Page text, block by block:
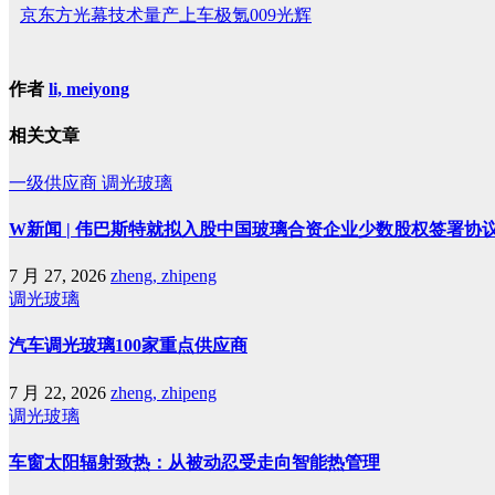
京东方光幕技术量产上车极氪009光辉
作者 li, meiyong
相关文章
一级供应商 调光玻璃
W新闻 | 伟巴斯特就拟入股中国玻璃合资企业少数股权签署协
7 月 27, 2026 zheng, zhipeng
调光玻璃
汽车调光玻璃100家重点供应商
7 月 22, 2026 zheng, zhipeng
调光玻璃
车窗太阳辐射致热：从被动忍受走向智能热管理